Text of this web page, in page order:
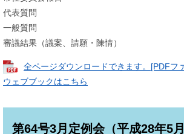
代表質問
一般質問
審議結果（議案、請願・陳情）
全ページダウンロードできます。[PDFフ
ウェブブックはこちら
第64号3月定例会（平成28年5